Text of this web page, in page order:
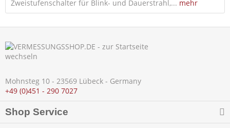
Zweistufenschalter für Blink- und Dauerstrahl,... mehr
Mohnsteg 10 - 23569 Lübeck - Germany
+49 (0)451 - 290 7027
Shop Service